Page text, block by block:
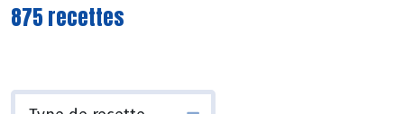
875 recettes